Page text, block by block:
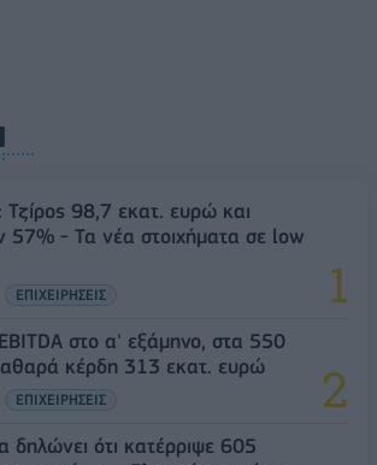
Τζίρος 98,7 εκατ. ευρώ και
57% - Τα νέα στοιχήματα σε low
ΕΠΙΧΕΙΡΗΣΕΙΣ
στο α' εξάμηνο, στα 550
κέρδη 313 εκατ. ευρώ
ΕΠΙΧΕΙΡΗΣΕΙΣ
ότι κατέρριψε 605